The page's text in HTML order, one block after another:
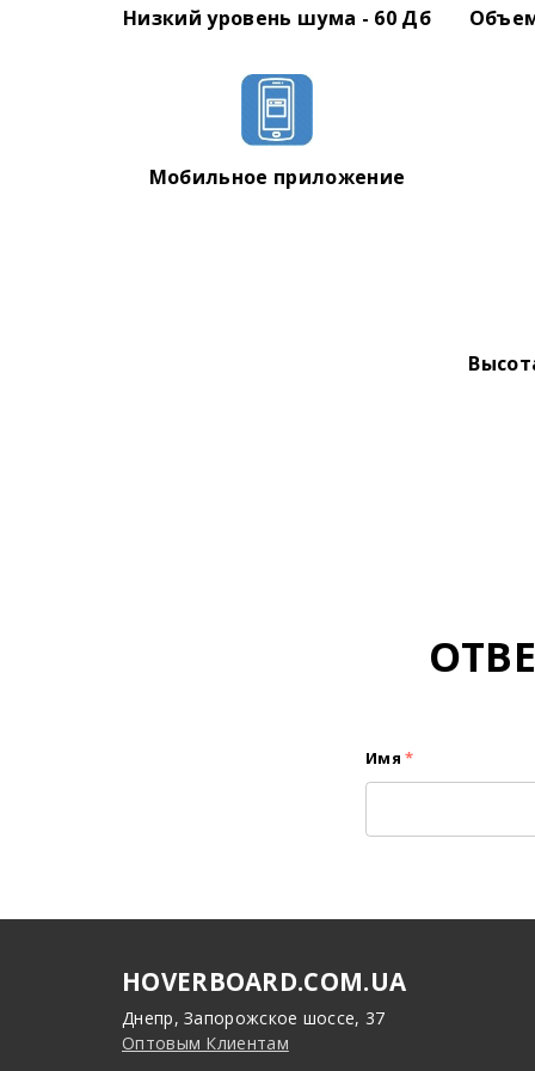
РЕЖИМЫ УБОРКИ:
очистка по краям
Низкий уровень шума - 60 Дб
Мобильное приложение
Имя *
HOVERBOARD.COM.UA
Днепр, Запорожское шоссе, 37
Оптовым Клиентам